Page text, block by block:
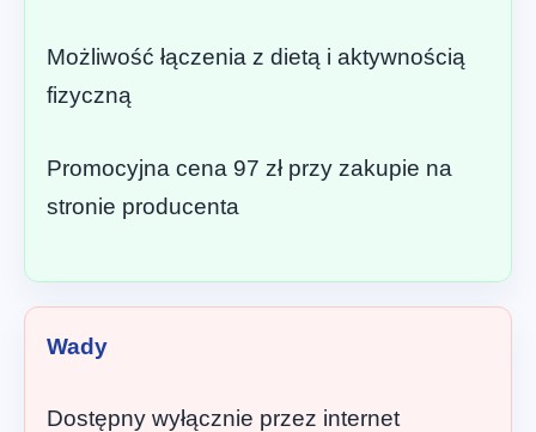
Możliwość łączenia z dietą i aktywnością
fizyczną
Promocyjna cena 97 zł przy zakupie na
stronie producenta
Wady
Dostępny wyłącznie przez internet